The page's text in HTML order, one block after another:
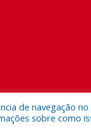
Municipal de
de navegação
sobre como